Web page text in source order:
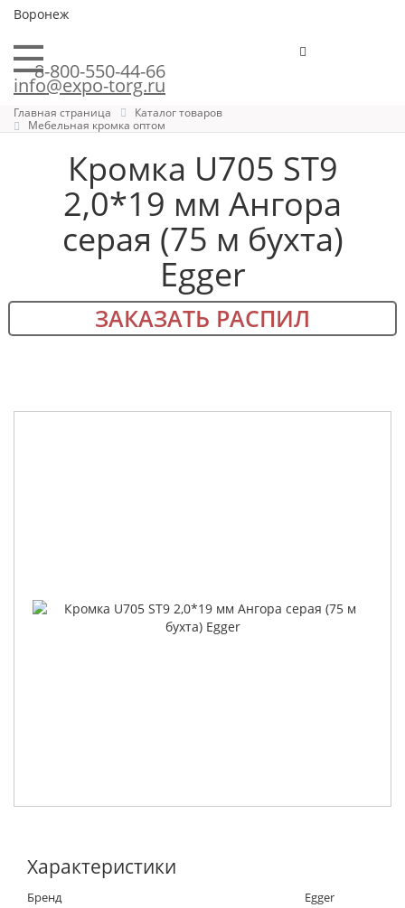
Воронеж
8-800-550-44-66
info@expo-torg.ru
Главная страница
Каталог товаров
Мебельная кромка оптом
Кромка U705 ST9
2,0*19 мм Ангора
серая (75 м бухта)
Egger
ЗАКАЗАТЬ РАСПИЛ
Характеристики
Бренд
Egger